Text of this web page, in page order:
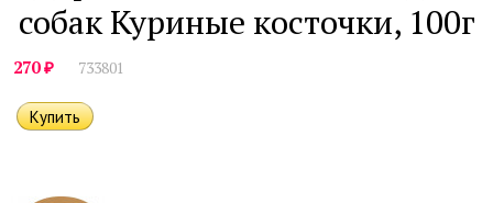
собак Куриные косточки, 100г
270₽ 733801